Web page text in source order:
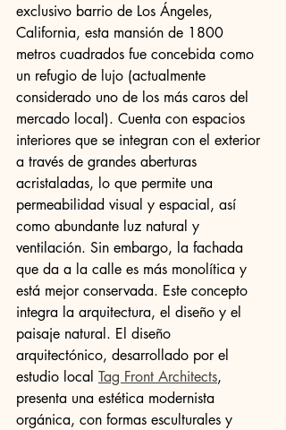
exclusivo barrio de Los Ángeles,
California, esta mansión de 1800
metros cuadrados fue concebida como
un refugio de lujo (actualmente
considerado uno de los más caros del
mercado local). Cuenta con espacios
interiores que se integran con el exterior
a través de grandes aberturas
acristaladas, lo que permite una
permeabilidad visual y espacial, así
como abundante luz natural y
ventilación. Sin embargo, la fachada
que da a la calle es más monolítica y
está mejor conservada. Este concepto
integra la arquitectura, el diseño y el
paisaje natural. El diseño
arquitectónico, desarrollado por el
estudio local Tag Front Architects,
presenta una estética modernista
orgánica, con formas esculturales y